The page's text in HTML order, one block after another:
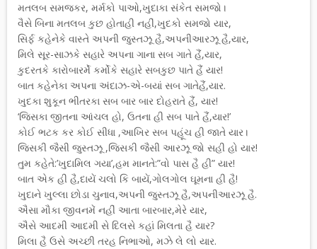
મતલબ સમજકર, મર્મકો પાઓ,ખુદાકા સંકેત સમજો।
વૈસે બિના મતલબ કુછ હોતાહી નહીં,ખુદકો સમજો યાર,
સિર્ફ કહેનેકે વાસ્તે અપની જુસ્તઝૂ હૈ,અપનીઆરઝૂ હૈ,યાર,
મિલે સૂર-સાઝકે સહારે અપના ગાના સબ ગાતે હૈં,યાર,
કુદરતકે કારોબારર્મે કર્મોકે સહારે સબકુછ પાતે હૈં યાર!
બાત કહેનેકા અપના અંદાઝ-એ-બયાં સબ ગાતેહૈં,યાર.
ખુદકા શુકૂન ભીતરકા સબ બાર બાર દોહરાતે હૈં, યાર!
‘જિસકા જીતના આંચલ હો, ઉતના હી સબ પાતે હૈં,યાર!’
કોઈ ભટક કર કોઈ સીધા ,આખિર સબ પહૂંચ હી જાતે યાર।
જિસકી જૈસી જુસ્તઝૂ ,જિસકી જૈસી આરઝૂ જો સહી હો યાર!
તુમ કહેતે:’ખુદામિલ ગયા’,હમ માનતે:”વો પાસ હૈ હી” યાર!
બાત એક હી હૈ,દાયેં ચલો કિ બાયેં,ગોલગોલ ઘૂમના હી હૈ!
ખુદાને ખુલ્લા છોડા ચુનાવ,અપની જુસ્તઝૂ હૈ,અપનીઆરઝૂ હૈ.
ઐસા મૌકા જીવનમેં નહીં આતા બારબાર,મેરે યાર,
ઐસે આદમી આદમી સે દિલસે કહાં મિલતા હૈ યાર?
મિલા હૈ ઉસે અચ્છી તરહ નિભાઓ, મઝે લે લો યાર.